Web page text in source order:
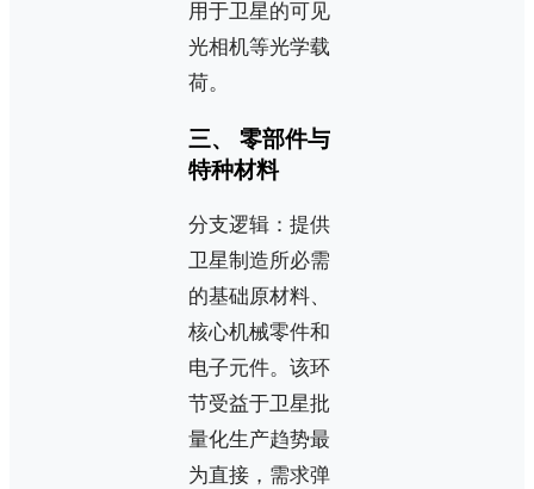
用于卫星的可见
光相机等光学载
荷。
三、 零部件与
特种材料
分支逻辑：提供
卫星制造所必需
的基础原材料、
核心机械零件和
电子元件。该环
节受益于卫星批
量化生产趋势最
为直接，需求弹